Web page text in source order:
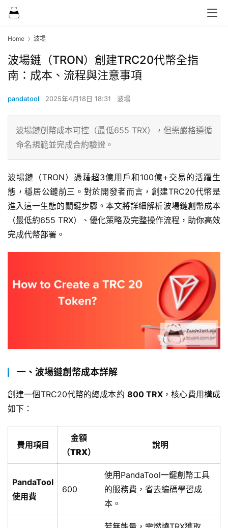
Home 波場
波場鏈（TRON）創建TRC20代幣全指
南：成本、流程與注意事項
pandatool 2025年4月18日 18:31 波場
波場鏈創幣成本可控（最低655 TRX），但需嚴格遵循
命名規範並完成合約驗證。
波場鏈（TRON）憑藉超3億用戶和100億+交易的活躍生
態，穩居公鏈前三。對於開發者而言，創建TRC20代幣是
進入這一生態的關鍵步驟。本文將詳細解析波場鏈創幣成本
（最低約655 TRX）、優化策略及完整操作流程，助你高效
完成代幣部署。
一、波場鏈創幣成本詳解
創建一個TRC20代幣的總成本約 800 TRX ，核心費用構成
如下：
費用項目
金額
（TRX）
說明
PandaTool
使用費
600
使用PandaTool一鍵創幣工具
的服務費，省去編碼學習成
本。